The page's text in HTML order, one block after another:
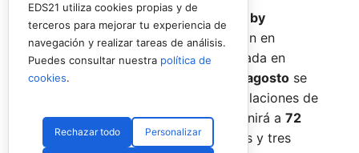
El Rafa Nadal Academy Padel Tour by
Playtomiccerrará su primera edición en
Estados Unidos con una última parada en
Nueva York
14 al 16 de agosto se
disputará el torneo final en las instalaciones de
Reserve Hudson Yards. La cita reunirá a 72
jugadores, repartidos en 36 parejas y tres
EDS21 utiliza cookies propias y de
terceros para mejorar tu experiencia de
navegación y realizar tareas de análisis.
Puedes consultar nuestra política de
cookies.
Rechazar todo Personalizar